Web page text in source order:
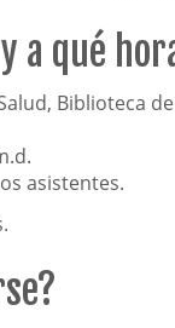
a qué
Biblioteca
asistentes.